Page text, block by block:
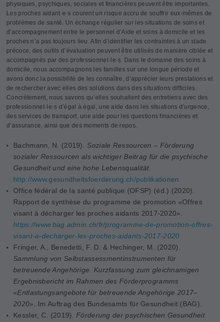
physiques, psychiques, sociales et financières peuvent être importantes.
Les proches aidant·e·s courent un risque accru de souffrir eux-mêmes de
problèmes de santé. Un échange régulier sur les situations de soins et
d’accompagnement entre le personnel d’Aide et soins à domicile et les
proches n’a pas toujours lieu. Afin d’identifier les contraintes à un stade
précoce, des outils d’évaluation peuvent être utilisés de manière ciblée et
accompagnés par des professionnel·le·s. Dans le domaine des soins à
domicile, nous accompagnons les familles sur une longue période et
avons donc la possibilité de les connaître, d’apprécier leurs prestations et
de rechercher avec elles des solutions dans des situations difficiles.
Concrètement, nous savons qu’elles souhaitent des entretiens avec des
professionnel·le·s d’égal à égal, une aide dans les situations d’urgence,
des services de transport, une aide pour les questions financières et
d’assurance, ainsi que des moments de repos.
Bachmann, N. (2019).Soziale Ressourcen – Förderung
sozialer Ressourcen als wichtiger Beitrag für die psychische
Gesundheit und eine hohe Lebensqualität.
http://www.gesundheitsfoerderung.ch/publikationen
Office fédéral de la santé publique (OFSP) (éd.) (2020).
Rapport de synthèse du programme de promotion «Offres
visant à décharger les proches aidants 2017-2020».
https://www.bag.admin.ch/fr/programme-de-promotion-offres-
visant-a-decharger-les-proches-aidants-2017-2020
Fringer, A., Benedetti, F. D. & Hechinger, M. (2020).
Sammlung von Selbstassessmentinstrumenten für
betreuende Angehörige. Kurzfassung zum gleichnamigen
Ergebnisbericht im Rahmen des Förderprogramms
«Entlastungsangebote für betreuende Angehörige 2017–
2020». Im Auftrag des Bundesamts für Gesundheit (BAG).
Kessler, C. (2019). Förderung der psychischen Gesundheit